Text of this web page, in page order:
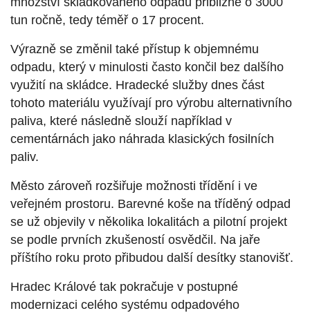
tun ročně, tedy téměř o 17 procent.
Výrazně se změnil také přístup k objemnému
odpadu, který v minulosti často končil bez dalšího
využití na skládce. Hradecké služby dnes část
tohoto materiálu využívají pro výrobu alternativního
paliva, které následně slouží například v
cementárnách jako náhrada klasických fosilních
paliv.
Město zároveň rozšiřuje možnosti třídění i ve
veřejném prostoru. Barevné koše na tříděný odpad
se už objevily v několika lokalitách a pilotní projekt
se podle prvních zkušeností osvědčil. Na jaře
příštího roku proto přibudou další desítky stanovišť.
Hradec Králové tak pokračuje v postupné
modernizaci celého systému odpadového